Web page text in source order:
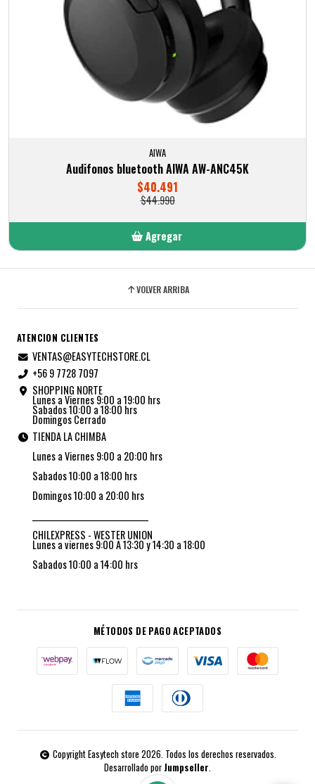
AIWA
Audifonos bluetooth AIWA AW-ANC45K
$40.491
$44.990
Agregar
VOLVER ARRIBA
ATENCION CLIENTES
VENTAS@EASYTECHSTORE.CL
+56 9 7728 7097
SHOPPING NORTE
Lunes a Viernes 9:00 a 19:00 hrs
Sabados 10:00 a 18:00 hrs
Domingos Cerrado
TIENDA LA CHIMBA
Lunes a Viernes 9:00 a 20:00 hrs
Sabados 10:00 a 18:00 hrs
Domingos 10:00 a 20:00 hrs
CHILEXPRESS - WESTER UNION
Lunes a viernes 9:00 A 13:30 y 14:30 a 18:00
Sabados 10:00 a 14:00 hrs
MÉTODOS DE PAGO ACEPTADOS
Copyright Easytech store 2026. Todos los derechos reservados.
Desarrollado por Jumpseller